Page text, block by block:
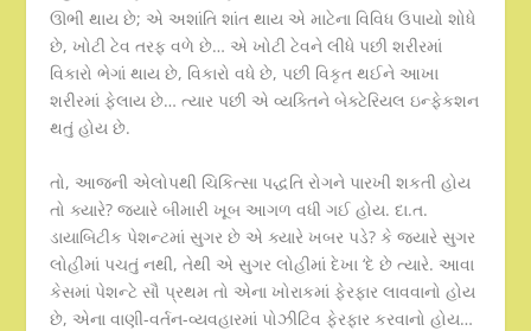
ઊભી થાય છે; એ અશાંતિ શાંત થાય એ માટેના વિવિધ ઉપાયો શોધે
છે, ખોટી ટેવ તરફ વળે છે… એ ખોટી ટેવને લીધે પછી શરીરમાં
વિકારો ભેગાં થાય છે, વિકારો વધે છે, પછી વિકૃત થઈને આખા
શરીરમાં ફેલાય છે… ત્યાર પછી એ વ્યક્તિને બેક્ટેરિયલ ઇન્ફેકશન
થતું હોય છે.
તો, આજની એલોપથી ચિકિત્સા પદ્ધતિ રોગને પારખી શકતી હોય
તો ક્યારે? જયારે બીમારી ખૂબ આગળ વધી ગઈ હોય. દા.ત.
ડાયાબિટીક પેશન્ટમાં સુગર છે એ ક્યારે ખબર પડે? કે જયારે સુગર
લોહીમાં પચતું નથી, તેથી એ સુગર લોહીમાં દેખા ‘દે છે ત્યારે. આવા
કેસમાં પેશન્ટે સૌ પ્રથમ તો એના ખોરાકમાં ફેરફાર લાવવાનો હોય
છે, એના વાણી-વર્તન-વ્યવહારમાં પોઝીટિવ ફેરફાર કરવાનો હોય…